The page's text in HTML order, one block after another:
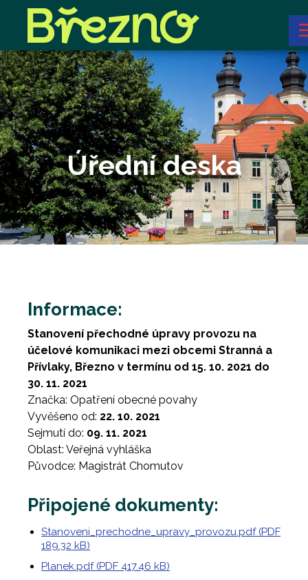
Úřední deska
Informace:
Stanovení přechodné úpravy provozu na
účelové komunikaci mezi obcemi Stranná a
Přívlaky, Březno v termínu od 15. 10. 2021 do
30. 11. 2021
Značka: Opatření obecné povahy
Vyvěšeno od: 22. 10. 2021
Sejmutí do: 09. 11. 2021
Oblast: Veřejná vyhláška
Původce: Magistrát Chomutov
Připojené dokumenty:
Stanoveni_prechodne_upravy_provozu.pdf (PDF
189.32 kB)
Planek.pdf (PDF 417.46 kB)